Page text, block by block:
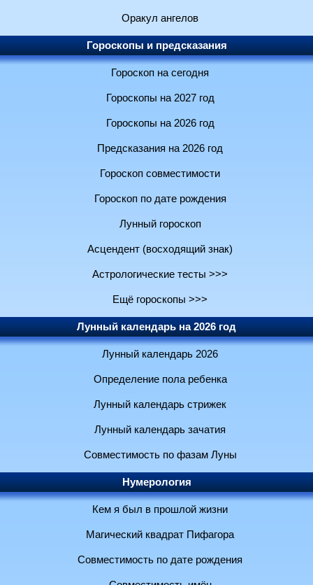
Оракул ангелов
Гороскопы и предсказания
Гороскоп на сегодня
Гороскопы на 2027 год
Гороскопы на 2026 год
Предсказания на 2026 год
Гороскоп совместимости
Гороскоп по дате рождения
Лунный гороскоп
Асцендент (восходящий знак)
Астрологические тесты >>>
Ещё гороскопы >>>
Лунный календарь на 2026 год
Лунный календарь 2026
Определение пола ребенка
Лунный календарь стрижек
Лунный календарь зачатия
Совместимость по фазам Луны
Нумерология
Кем я был в прошлой жизни
Магический квадрат Пифагора
Совместимость по дате рождения